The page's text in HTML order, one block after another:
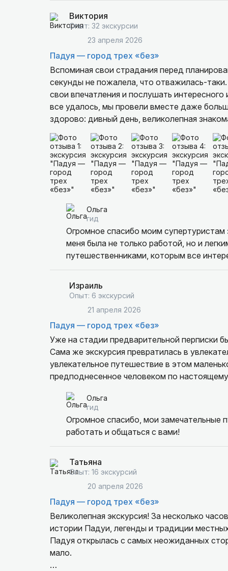
Виктория
Опыт: 32 экскурсии
23 апреля 2026
Падуя — город трех «без»
Вспоминая свои страдания перед
секунды не пожалела, что отважилась-
свои впечатления и послушать
все удалось, мы провели вместе даже
здорово: дивный день, великолепная
сумасшедшие виды и достаточно
увлекательно и очень душевно. Спасибо
передать свое трепетное отношение к
За знакомство с дивными, очень
Ольга
гид
Огромное спасибо моим супертуристам
меня была не только работой, но и
путешественниками, которым все
Израиль
Опыт: 6 экскурсий
21 апреля 2026
Падуя — город трех «без»
Уже на стадии предварительной перписки
Сама же экскурсия превратилась в
увлекательное путешествие в этом
предподнесенное человеком по
Ольга
гид
Огромное спасибо, мои замечательные
работать и общаться с вами!
Татьяна
Опыт: 16 экскурсий
20 апреля 2026
Падуя — город трех «без»
Великолепная экскурсия! За несколько
истории Падуи, легенды и традиции
Падуя открылась с самых неожиданных
мало.